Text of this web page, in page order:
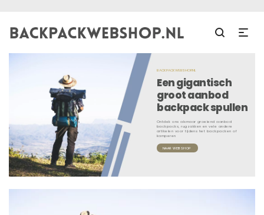
BACKPACKWEBSHOP.NL
Een gigantisch
groot aanbod
backpack spullen
Ontdek ons alsmaar groeiend aanbod
backpacks, rugzakken en vele andere
artikelen voor tijdens het backpacken of
kamperen
NAAR WEBSHOP